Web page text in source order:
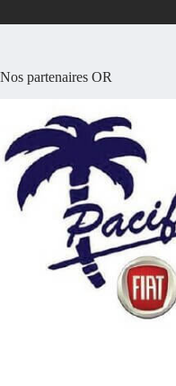
Nos partenaires OR